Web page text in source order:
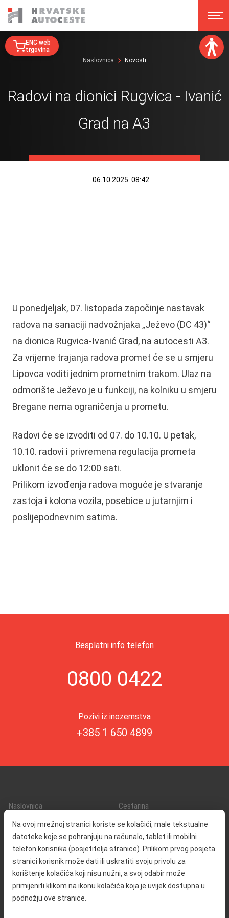
Na ovoj mrežnoj stranici koriste se kolačići, male tekstualne
datoteke koje se pohranjuju na računalo, tablet ili mobilni
telefon korisnika (posjetitelja stranice). Prilikom prvog posjeta
stranici korisnik može dati ili uskratiti svoju privolu za
korištenje kolačića koji nisu nužni, a svoj odabir može
primijeniti klikom na ikonu kolačića koja je uvijek dostupna u
podnožju ove stranice.
A A A A
ENC web
trgovina
Naslovnica
Novosti
Radovi na dionici Rugvica - Ivanić
Grad na A3
06.10.2025. 08:42
U ponedjeljak, 07. listopada započinje nastavak
radova na sanaciji nadvožnjaka „Ježevo (DC 43)“
na dionica Rugvica-Ivanić Grad, na autocesti A3.
Za vrijeme trajanja radova promet će se u smjeru
Lipovca voditi jednim prometnim trakom. Ulaz na
odmorište Ježevo je u funkciji, na kolniku u smjeru
Bregane nema ograničenja u prometu.
Radovi će se izvoditi od 07. do 10.10. U petak,
10.10. radovi i privremena regulacija prometa
uklonit će se do 12:00 sati.
Prilikom izvođenja radova moguće je stvaranje
zastoja i kolona vozila, posebice u jutarnjim i
poslijepodnevnim satima.
Besplatni info telefon
0800 0422
Pozivi iz inozemstva
+385 1 650 4899
Naslovnica
O nama
Kontakt
Cestarina
Promet i sigurnost
Servisne informacije
Reklamacija
Javna nabava
Odnosi s javnošću
Izjava o pristupačnosti